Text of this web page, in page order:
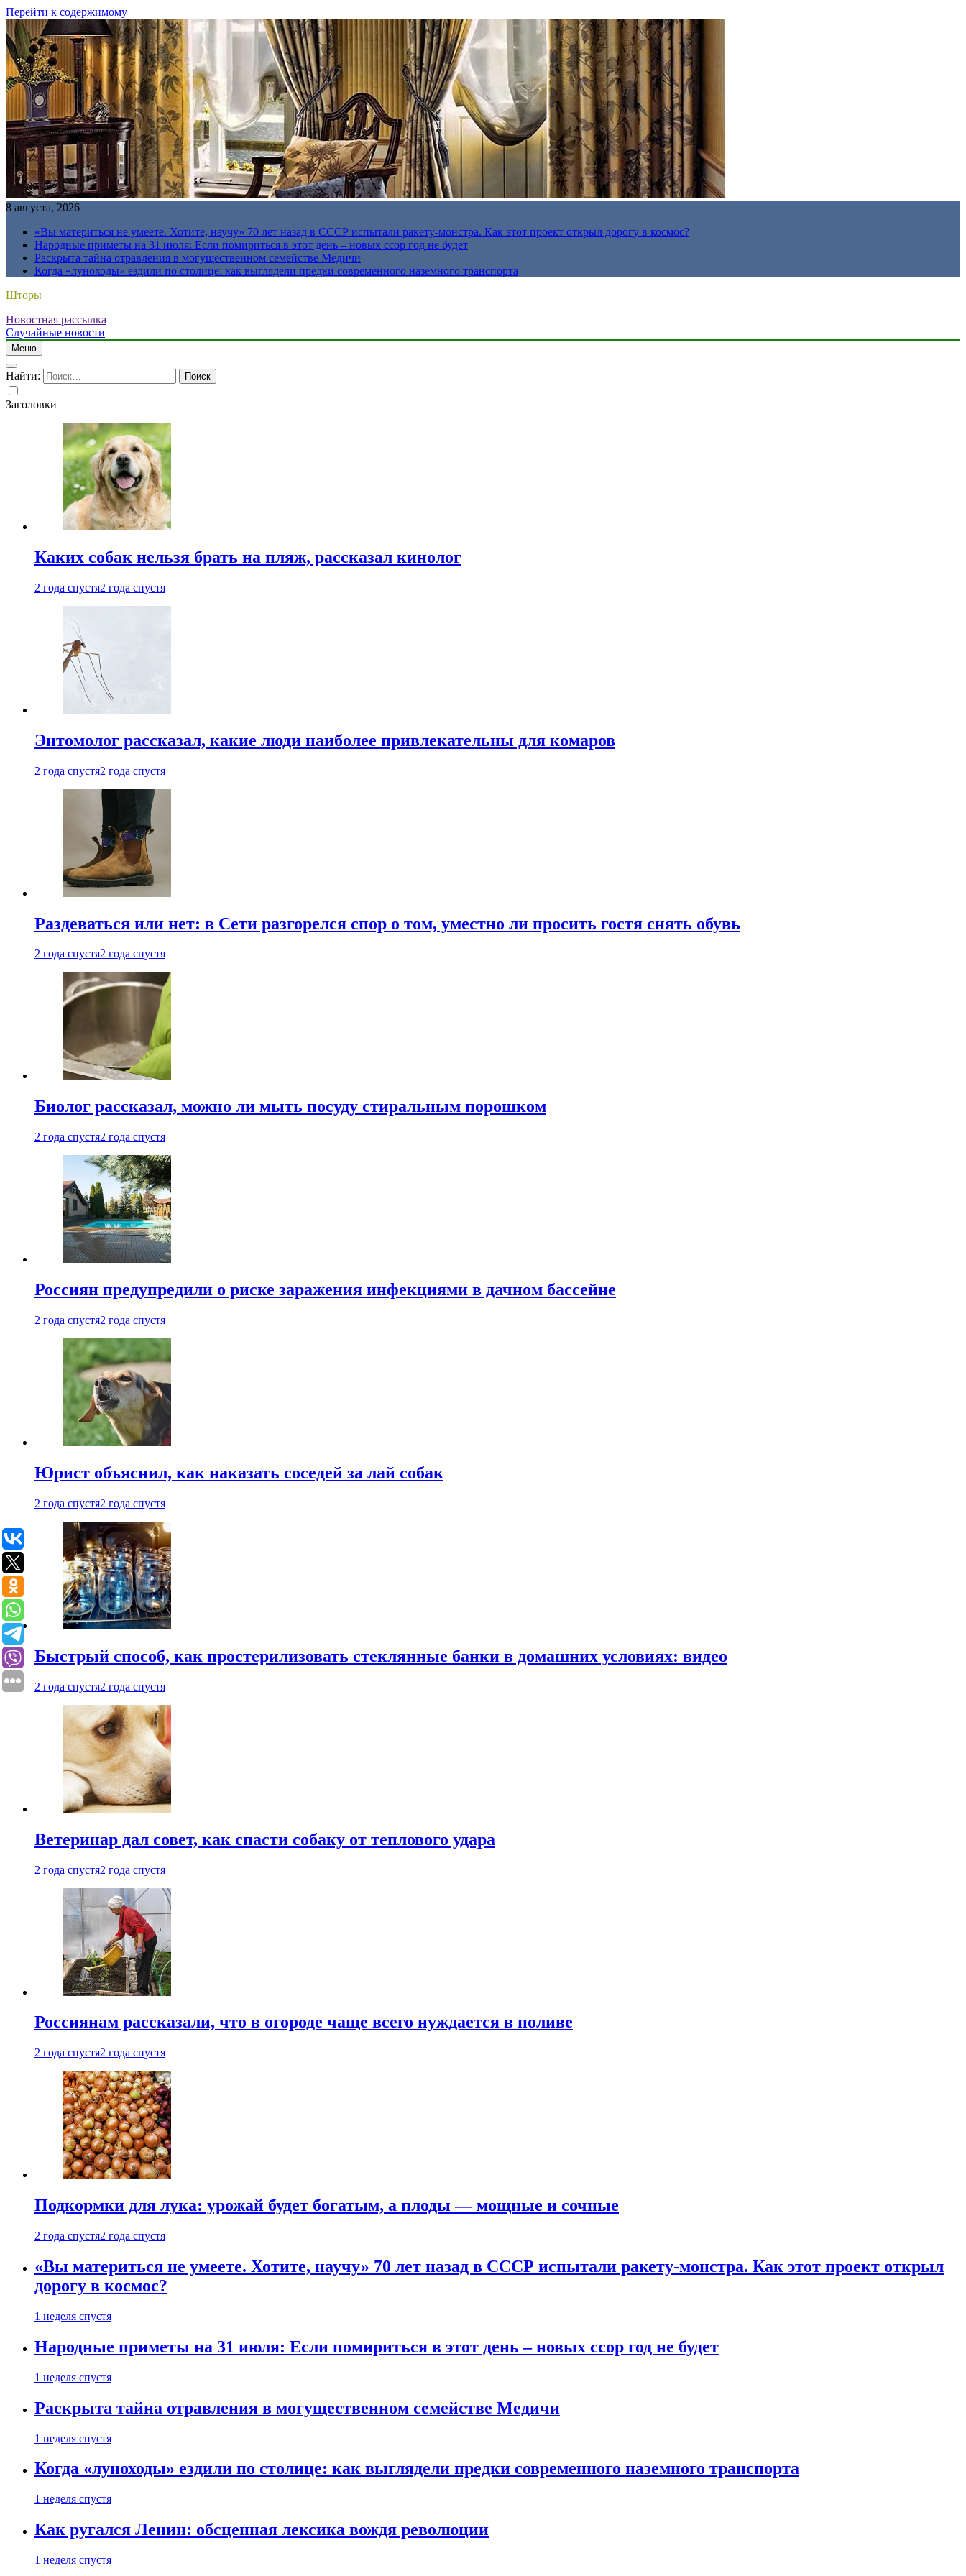
Перейти к содержимому
8 августа, 2026
«Вы материться не умеете. Хотите, научу» 70 лет назад в СССР испытали ракету-монстра. Как этот проект открыл дорогу в космос?
Народные приметы на 31 июля: Если помириться в этот день – новых ссор год не будет
Раскрыта тайна отравления в могущественном семействе Медичи
Когда «луноходы» ездили по столице: как выглядели предки современного наземного транспорта
Шторы
Новостная рассылка
Случайные новости
Меню
Найти:
Заголовки
Каких собак нельзя брать на пляж, рассказал кинолог
2 года спустя2 года спустя
Энтомолог рассказал, какие люди наиболее привлекательны для комаров
2 года спустя2 года спустя
Раздеваться или нет: в Сети разгорелся спор о том, уместно ли просить гостя снять обувь
2 года спустя2 года спустя
Биолог рассказал, можно ли мыть посуду стиральным порошком
2 года спустя2 года спустя
Россиян предупредили о риске заражения инфекциями в дачном бассейне
2 года спустя2 года спустя
Юрист объяснил, как наказать соседей за лай собак
2 года спустя2 года спустя
Быстрый способ, как простерилизовать стеклянные банки в домашних условиях: видео
2 года спустя2 года спустя
Ветеринар дал совет, как спасти собаку от теплового удара
2 года спустя2 года спустя
Россиянам рассказали, что в огороде чаще всего нуждается в поливе
2 года спустя2 года спустя
Подкормки для лука: урожай будет богатым, а плоды — мощные и сочные
2 года спустя2 года спустя
«Вы материться не умеете. Хотите, научу» 70 лет назад в СССР испытали ракету-монстра. Как этот проект открыл
дорогу в космос?
1 неделя спустя
Народные приметы на 31 июля: Если помириться в этот день – новых ссор год не будет
1 неделя спустя
Раскрыта тайна отравления в могущественном семействе Медичи
1 неделя спустя
Когда «луноходы» ездили по столице: как выглядели предки современного наземного транспорта
1 неделя спустя
Как ругался Ленин: обсценная лексика вождя революции
1 неделя спустя